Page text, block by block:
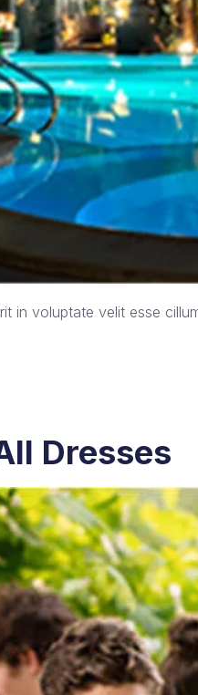
in voluptate velit esse
Dresses